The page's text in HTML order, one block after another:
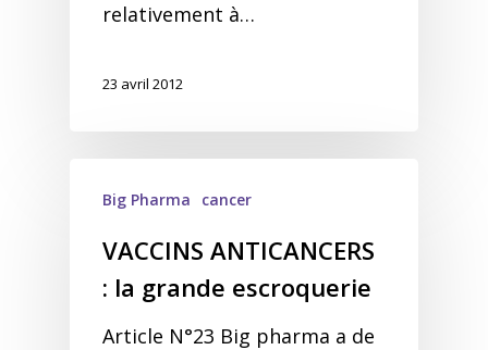
relativement à…
23 avril 2012
Big Pharma cancer
VACCINS ANTICANCERS
: la grande escroquerie
Article N°23 Big pharma a de